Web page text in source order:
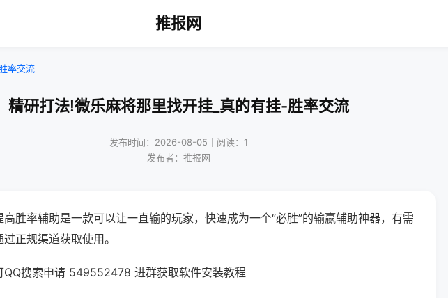
推报网
胜率交流
精研打法!微乐麻将那里找开挂_真的有挂-胜率交流
发布时间：2026-08-05｜阅读：1
发布者：推报网
胜率辅助是一款可以让一直输的玩家，快速成为一个“必胜”的输赢辅助神器，有需
正规渠道获取使用。
QQ搜索申请 549552478 进群获取软件安装教程